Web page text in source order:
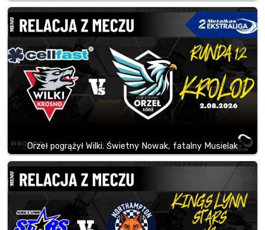
Orzeł pogrążył Wilki. Świetny Nowak, fatalny Musielak